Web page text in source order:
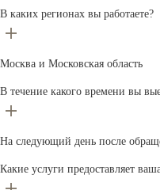
В каких регионах вы работаете?
Москва и Московская область
В течение какого времени вы
На следующий день после
Какие услуги предоставляет